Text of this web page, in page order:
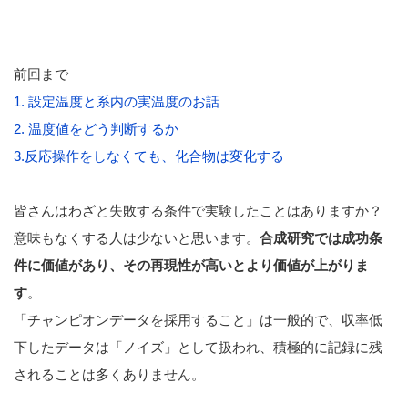
前回まで
1. 設定温度と系内の実温度のお話
2. 温度値をどう判断するか
3.反応操作をしなくても、化合物は変化する
皆さんはわざと失敗する条件で実験したことはありますか？
意味もなくする人は少ないと思います。 合成研究では成功条
件に価値があり、その再現性が高いとより価値が上がりま
す。
「チャンピオンデータを採用すること」は一般的で、収率低
下したデータは「ノイズ」として扱われ、積極的に記録に残
されることは多くありません。